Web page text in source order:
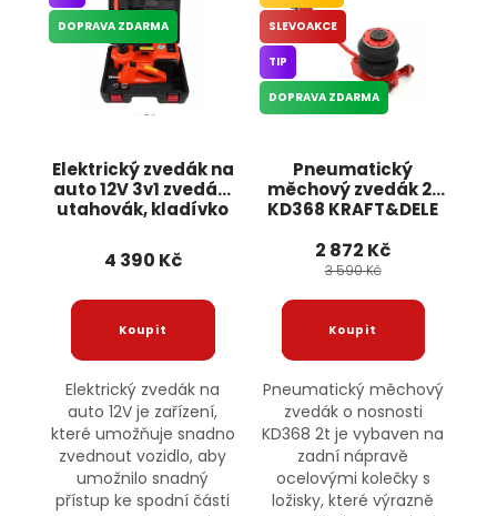
Elektrický zvedák na
auto 12V 3v1 zvedák,
utahovák, kladívko
BOXER
DOPRAVA ZDARMA
4 390 Kč
Elektrický zvedák na
auto 12V je zařízení,
které umožňuje snadno
zvednout vozidlo, aby
umožnilo snadný
přístup ke spodní části
Pneumatický
měchový zvedák 2t
KD368 KRAFT&DELE
SLEVOAKCE
TIP
DOPRAVA ZDARMA
2 872 Kč
3 590 Kč
Pneumatický měchový
zvedák o nosnosti
KD368 2t je vybaven na
zadní nápravě
ocelovými kolečky s
ložisky, které výrazně